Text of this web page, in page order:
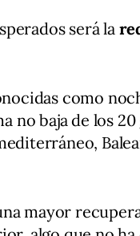
será la
como
no baja de los
mayor